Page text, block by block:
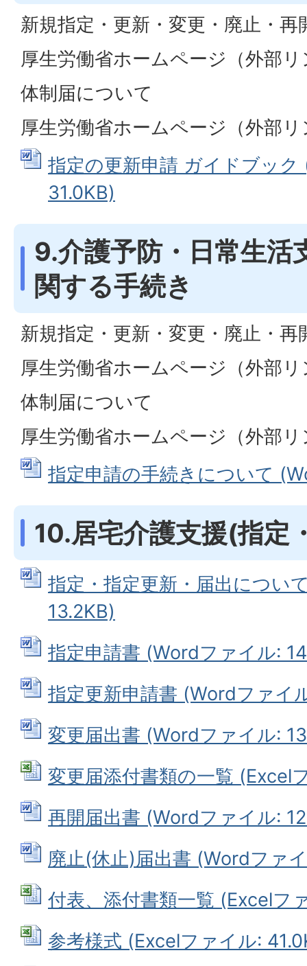
新規指定・更新・変更・廃止・再
厚生労働省ホームページ（外部
体制届について
厚生労働省ホームページ（外部
指定の更新申請 ガイドブッ
31.0KB)
9.介護予防・日常生活
関する手続き
新規指定・更新・変更・廃止・再
厚生労働省ホームページ（外部
体制届について
厚生労働省ホームページ（外部
指定申請の手続きについて
10.居宅介護支援(指定
指定・指定更新・届出につい
13.2KB)
指定申請書 (Wordファイル:
指定更新申請書 (Wordファイ
変更届出書 (Wordファイル:
変更届添付書類の一覧 (Excel
再開届出書 (Wordファイル:
廃止(休止)届出書 (Wordファ
付表、添付書類一覧 (Excelフ
参考様式 (Excelファイル: